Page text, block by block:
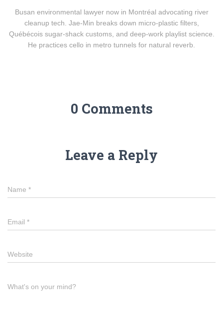
Busan environmental lawyer now in Montréal advocating river
cleanup tech. Jae-Min breaks down micro-plastic filters,
Québécois sugar-shack customs, and deep-work playlist science.
He practices cello in metro tunnels for natural reverb.
0 Comments
Leave a Reply
Name *
Email *
Website
What's on your mind?